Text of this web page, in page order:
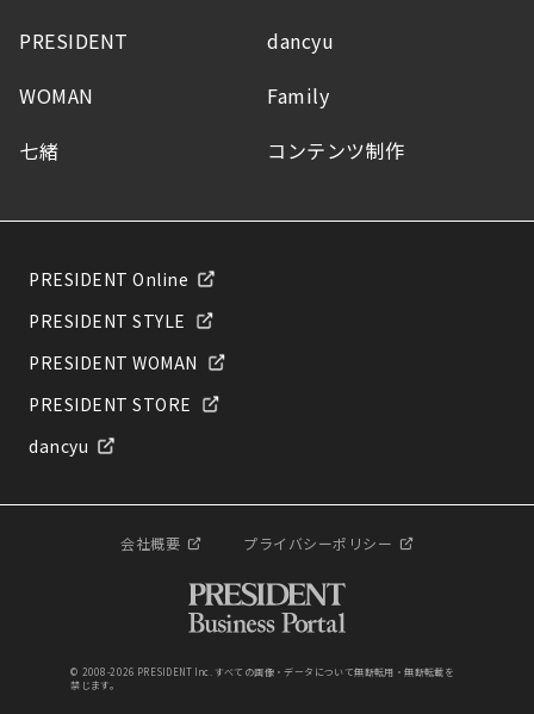
PRESIDENT
dancyu
WOMAN
Family
七緒
コンテンツ制作
PRESIDENT Online
PRESIDENT STYLE
PRESIDENT WOMAN
PRESIDENT STORE
dancyu
会社概要 プライバシーポリシー
© 2008-2026 PRESIDENT Inc. すべての画像・データについて無断転用・無断転載を
禁じます。